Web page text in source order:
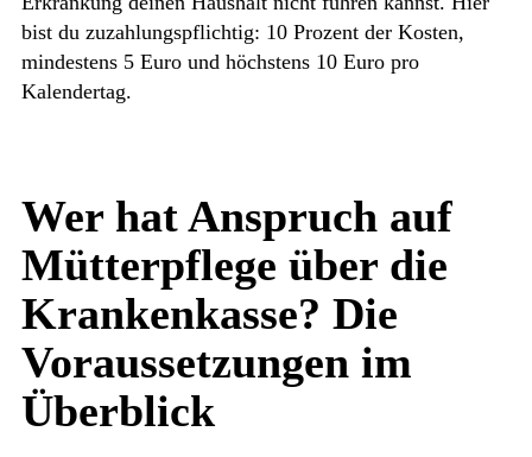
bist du zuzahlungspflichtig: 10 Prozent der Kosten,
mindestens 5 Euro und höchstens 10 Euro pro
Kalendertag.
Wer hat Anspruch auf
Mütterpflege über die
Krankenkasse? Die
Voraussetzungen im
Überblick